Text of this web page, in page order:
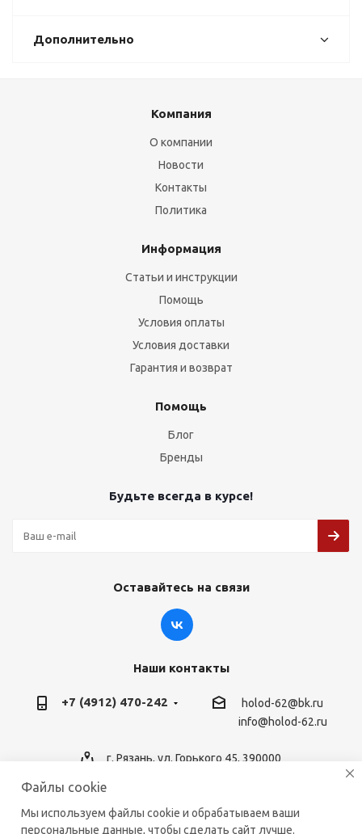
Дополнительно
Компания
О компании
Новости
Контакты
Политика
Информация
Статьи и инструкции
Помощь
Условия оплаты
Условия доставки
Гарантия и возврат
Помощь
Блог
Бренды
Будьте всегда в курсе!
Оставайтесь на связи
Наши контакты
+7 (4912) 470-242
holod-62@bk.ru
info@holod-62.ru
г. Рязань, ул. Горького 45, 390000
Файлы cookie
Мы используем файлы cookie и обрабатываем ваши
персональные данные, чтобы сделать сайт лучше.